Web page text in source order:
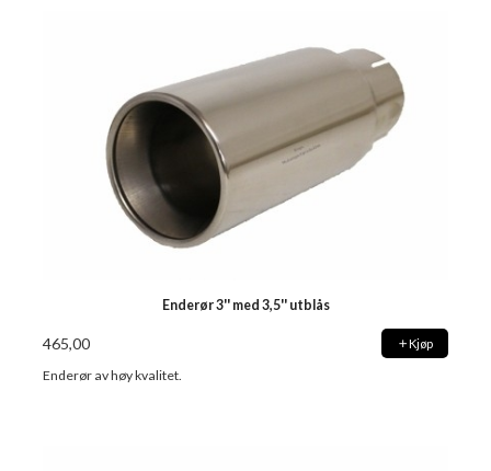
Enderør 3'' med 3,5'' utblås
465,00 Kjøp
Enderør av høy kvalitet.